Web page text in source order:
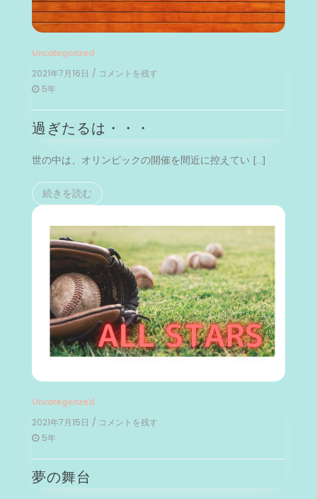
Uncategorized
2021年7月16日 / コメントを残す
た
5年
過ぎたるは・・・
世の中は、オリンピックの開催を間近に控えてい […]
続きを読む
Uncategorized
2021年7月15日 / コメントを残す
舞
5年
夢の舞台